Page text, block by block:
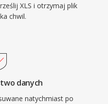
XLS i otrzymaj plik
chwil.
danych
natychmiast po